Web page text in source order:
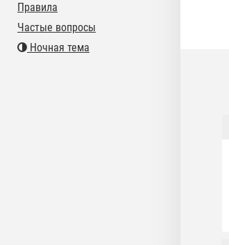
Правила
Частые вопросы
Ночная тема